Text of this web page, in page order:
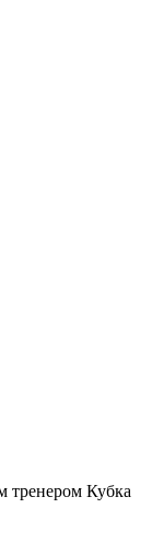
тренером Кубка